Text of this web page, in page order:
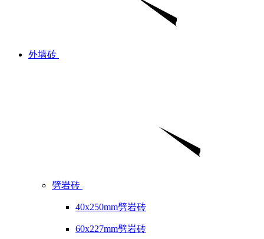
外墙砖
劈岩砖
40x250mm劈岩砖
60x227mm劈岩砖